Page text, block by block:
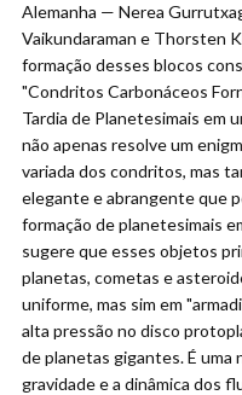
Alemanha — Nerea
Vaikundaraman e Thorsten
formação desses blocos
"Condritos Carbonáceos
Tardia de Planetesimais em
não apenas resolve um
variada dos condritos, mas
elegante e abrangente que
formação de planetesimais
sugere que esses objetos
planetas, cometas e
uniforme, mas sim em
alta pressão no disco
de planetas gigantes. É uma
gravidade e a dinâmica dos